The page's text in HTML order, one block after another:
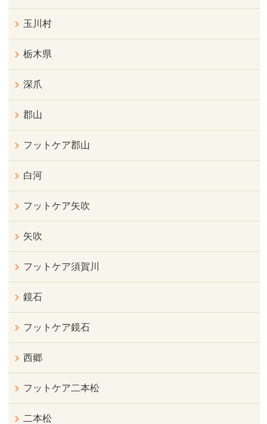
玉川村
栃木県
深爪
郡山
フットケア郡山
白河
フットケア矢吹
矢吹
フットケア須賀川
鏡石
フットケア鏡石
西郷
フットケア二本松
二本松